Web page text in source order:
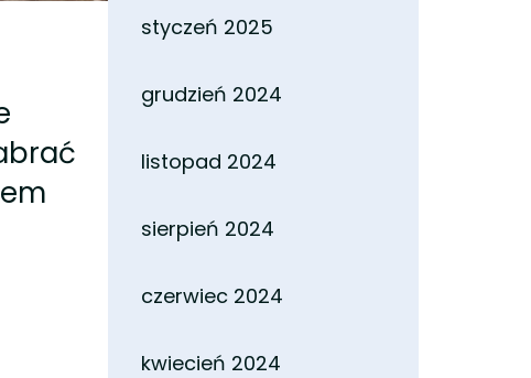
styczeń 2025
grudzień 2024
listopad 2024
sierpień 2024
czerwiec 2024
kwiecień 2024